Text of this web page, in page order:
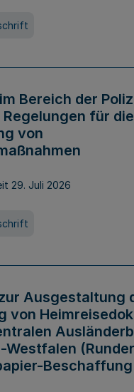
Bereich der
für die
von
29. Juli 2026
Ausgestaltung
von
Westfalen
Beschaffung